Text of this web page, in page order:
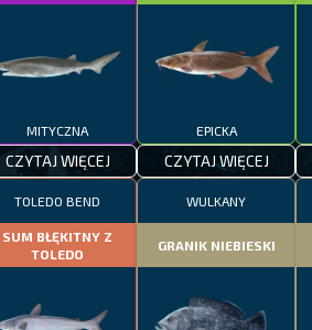
MITYCZNA
CZYTAJ WIĘCEJ
EPICKA
CZYTAJ WIĘCEJ
TOLEDO BEND
SUM BŁĘKITNY Z
TOLEDO
WULKANY
GRANIK NIEBIESKI